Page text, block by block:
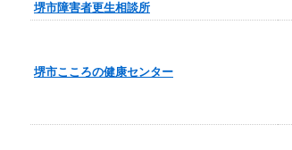
堺市障害者更生相談所
堺市こころの健康センター